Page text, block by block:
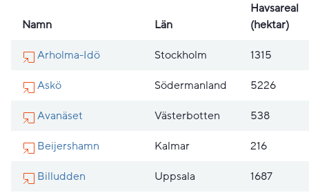
Namn Län
Havsareal
(hektar)
Arholma-Idö Stockholm 1315
Askö Södermanland 5226
Avanäset Västerbotten 538
Beijershamn Kalmar 216
Billudden Uppsala 1687